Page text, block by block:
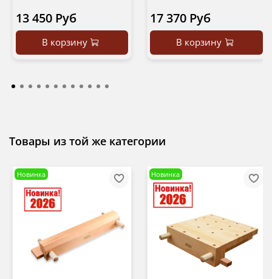
13 450 Руб
В корзину
17 370 Руб
В корзину
Товары из той же категории
Новинка Новинка